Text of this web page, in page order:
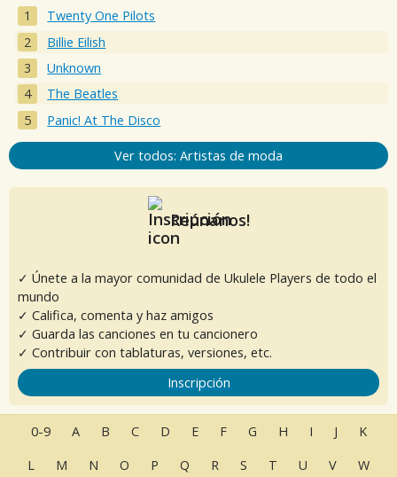
Twenty One Pilots
Billie Eilish
Unknown
The Beatles
Panic! At The Disco
Ver todos: Artistas de moda
Reúnanos!
✓ Únete a la mayor comunidad de Ukulele Players de todo el
mundo
✓ Califica, comenta y haz amigos
✓ Guarda las canciones en tu cancionero
✓ Contribuir con tablaturas, versiones, etc.
Inscripción
0-9 A B C D E F G H I J
K
L
M N O P Q R S T U V W